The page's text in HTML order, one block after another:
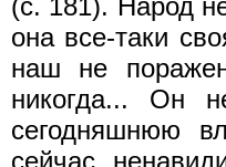
она все-таки
наш не
никогда... Он
сегодняшнюю
сейчас